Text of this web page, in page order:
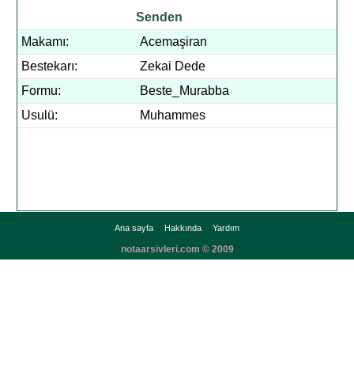
Senden
Makamı:
Acemaşiran
Bestekarı:
Zekai Dede
Formu:
Beste_Murabba
Usulü:
Muhammes
Ana sayfa Hakkında Yardım
notaarsivleri.com © 2009